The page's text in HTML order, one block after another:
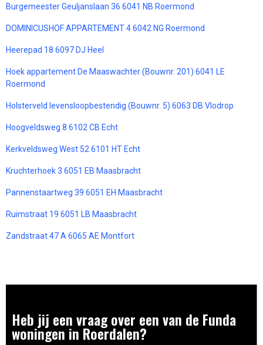
Burgemeester Geuljanslaan 36 6041 NB Roermond
DOMINICUSHOF APPARTEMENT 4 6042 NG Roermond
Heerepad 18 6097 DJ Heel
Hoek appartement De Maaswachter (Bouwnr. 201) 6041 LE
Roermond
Holsterveld levensloopbestendig (Bouwnr. 5) 6063 DB Vlodrop
Hoogveldsweg 8 6102 CB Echt
Kerkveldsweg West 52 6101 HT Echt
Kruchterhoek 3 6051 EB Maasbracht
Pannenstaartweg 39 6051 EH Maasbracht
Ruimstraat 19 6051 LB Maasbracht
Zandstraat 47 A 6065 AE Montfort
Heb jij een vraag over een van de Funda
woningen in Roerdalen?